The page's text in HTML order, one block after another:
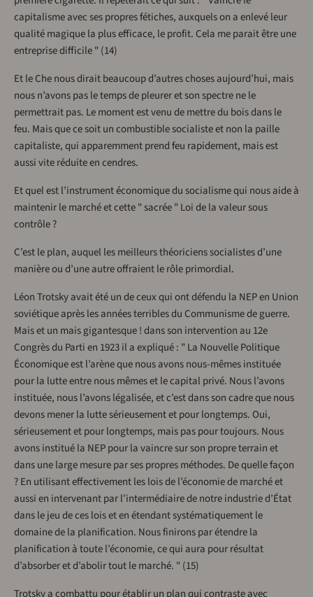
capitalisme avec ses propres fétiches, auxquels on a enlevé leur
qualité magique la plus efficace, le profit. Cela me parait être une
entreprise difficile " (14)
Et le Che nous dirait beaucoup d’autres choses aujourd’hui, mais
nous n’avons pas le temps de pleurer et son spectre ne le
permettrait pas. Le moment est venu de mettre du bois dans le
feu. Mais que ce soit un combustible socialiste et non la paille
capitaliste, qui apparemment prend feu rapidement, mais est
aussi vite réduite en cendres.
Et quel est l’instrument économique du socialisme qui nous aide à
maintenir le marché et cette " sacrée " Loi de la valeur sous
contrôle ?
C’est le plan, auquel les meilleurs théoriciens socialistes d’une
manière ou d’une autre offraient le rôle primordial.
Léon Trotsky avait été un de ceux qui ont défendu la NEP en Union
soviétique après les années terribles du Communisme de guerre.
Mais et un mais gigantesque ! dans son intervention au 12e
Congrès du Parti en 1923 il a expliqué : " La Nouvelle Politique
Économique est l’arène que nous avons nous-mêmes instituée
pour la lutte entre nous mêmes et le capital privé. Nous l’avons
instituée, nous l’avons légalisée, et c’est dans son cadre que nous
devons mener la lutte sérieusement et pour longtemps. Oui,
sérieusement et pour longtemps, mais pas pour toujours. Nous
avons institué la NEP pour la vaincre sur son propre terrain et
dans une large mesure par ses propres méthodes. De quelle façon
? En utilisant effectivement les lois de l’économie de marché et
aussi en intervenant par l’intermédiaire de notre industrie d’État
dans le jeu de ces lois et en étendant systématiquement le
domaine de la planification. Nous finirons par étendre la
planification à toute l’économie, ce qui aura pour résultat
d’absorber et d’abolir tout le marché. " (15)
Trotsky a combattu pour établir un plan qui contraste avec